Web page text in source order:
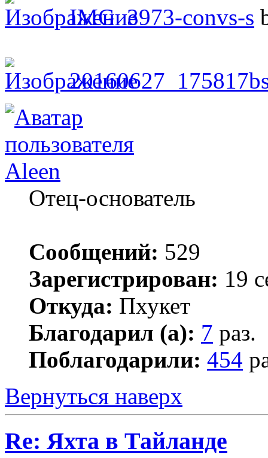
IMG_3973-convs-s
Aleen
Отец-основатель
Сообщений: 529
Зарегистрирован: 19
Откуда: Пхукет
Благодарил (а): 7 раз.
Поблагодарили: 454
Вернуться наверх
Re: Яхта в Тайланде